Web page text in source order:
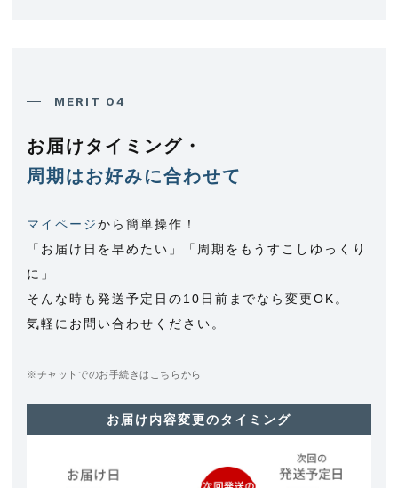
MERIT 04
お届けタイミング・
周期はお好みに合わせて
マイページから簡単操作！
「お届け日を早めたい」「周期をもうすこしゆっくり
に」
そんな時も発送予定日の10日前までなら変更OK。
気軽にお問い合わせください。
※チャットでのお手続きは こちらから
お届け内容変更のタイミング